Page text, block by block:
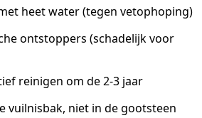
heet water (tegen vetophoping)
ontstoppers (schadelijk voor
reinigen om de 2-3 jaar
vuilnisbak, niet in de gootsteen